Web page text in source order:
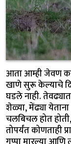
आता आम्ही जेवण
खाणे सुरू केल्याचे
घडले नाही.
शेळ्या, मेंढ्या
चलबिचल होत
तोपर्यंत कोणताही